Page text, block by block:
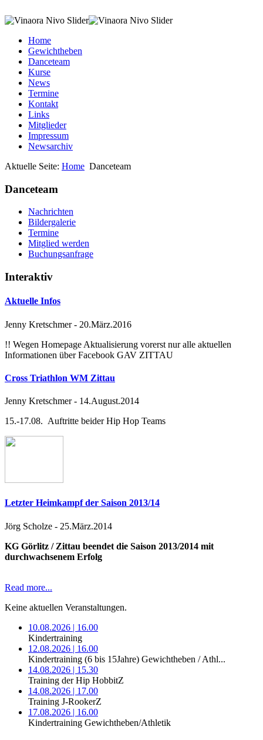
Home
Gewichtheben
Danceteam
Kurse
News
Termine
Kontakt
Links
Mitglieder
Impressum
Newsarchiv
Aktuelle Seite: Home Danceteam
Danceteam
Nachrichten
Bildergalerie
Termine
Mitglied werden
Buchungsanfrage
Interaktiv
Aktuelle Infos
Jenny Kretschmer- 20.März.2016
!! Wegen Homepage Aktualisierung vorerst nur alle aktuellen
Informationen über Facebook GAV ZITTAU
Cross Triathlon WM Zittau
Jenny Kretschmer- 14.August.2014
15.-17.08. Auftritte beider Hip Hop Teams
Letzter Heimkampf der Saison 2013/14
Jörg Scholze - 25.März.2014
KG Görlitz / Zittau beendet die Saison 2013/2014 mit
durchwachsenem Erfolg
Read more...
Keine aktuellen Veranstaltungen.
10.08.2026 | 16.00
Kindertraining
12.08.2026 | 16.00
Kindertraining (6 bis 15Jahre) Gewichtheben / Athl...
14.08.2026 | 15.30
Training der Hip HobbitZ
14.08.2026 | 17.00
Training J-RookerZ
17.08.2026 | 16.00
Kindertraining Gewichtheben/Athletik